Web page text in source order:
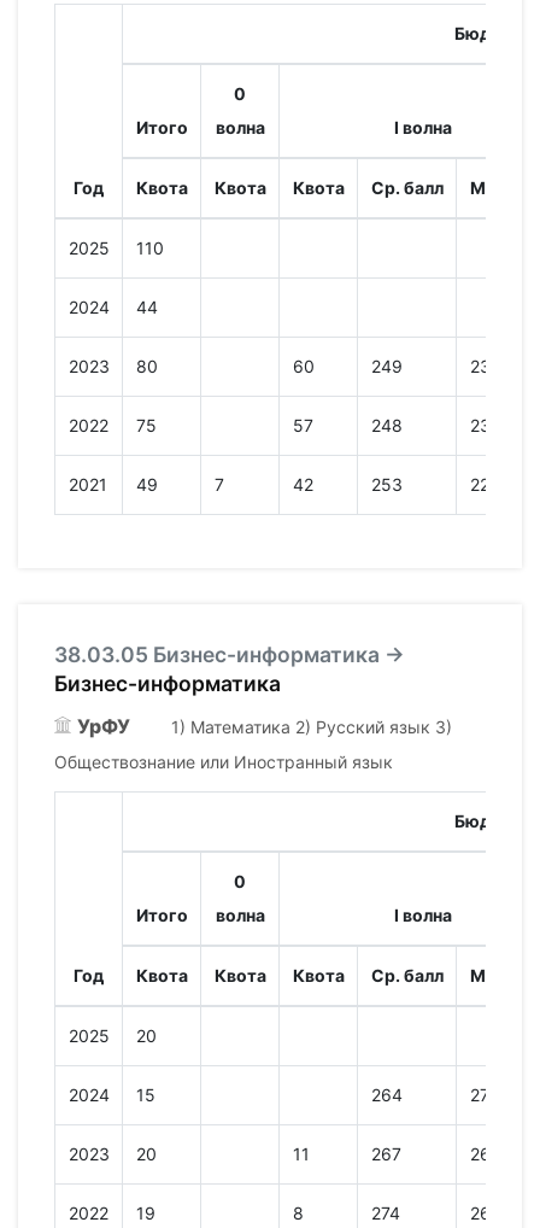
Год
Бюджет
Итого
0
волна
I волна
Квота Квота Квота Ср. балл Мин.
2025 110
2024 44
2023 80 60 249 237
2022 75 57 248 233
2021 49 7 42 253 224
38.03.05 Бизнес-информатика →
Бизнес-информатика
УрФУ
1) Математика 2) Русский язык 3)
Обществознание или Иностранный язык
Год
Бюджет
Итого
0
волна
I волна
Квота Квота Квота Ср. балл Мин.
2025 20
2024 15 264 273
2023 20 11 267 260
2022 19 8 274 269